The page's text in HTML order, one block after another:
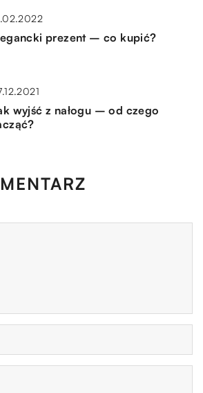
prezent – co kupić?
wyjść z nałogu – od czego